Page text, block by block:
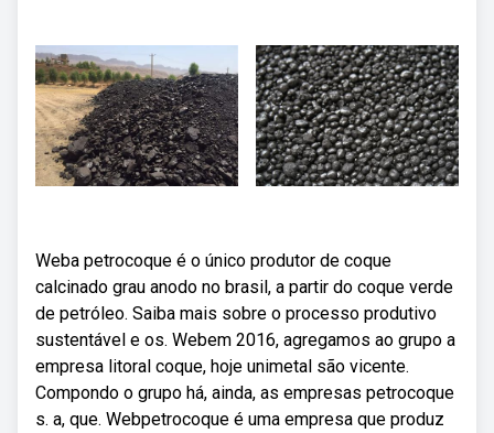
Weba petrocoque é o único produtor de coque
calcinado grau anodo no brasil, a partir do coque verde
de petróleo. Saiba mais sobre o processo produtivo
sustentável e os. Webem 2016, agregamos ao grupo a
empresa litoral coque, hoje unimetal são vicente.
Compondo o grupo há, ainda, as empresas petrocoque
s. a, que. Webpetrocoque é uma empresa que produz